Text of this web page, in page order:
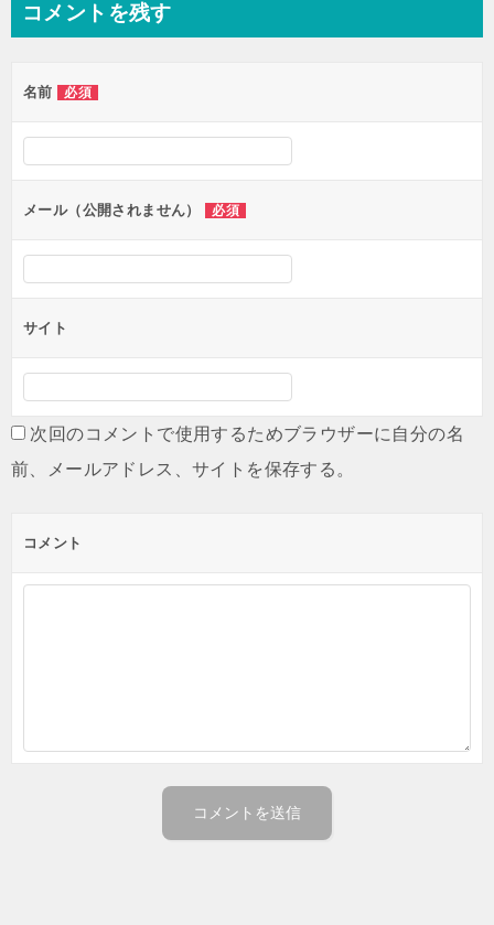
ビ
ー
シ
ン
コメントを残す
名前 必須
メール（公開されません） 必須
サイト
次回のコメントで使用するためブラウザーに自分の名
前、メールアドレス、サイトを保存する。
コメント